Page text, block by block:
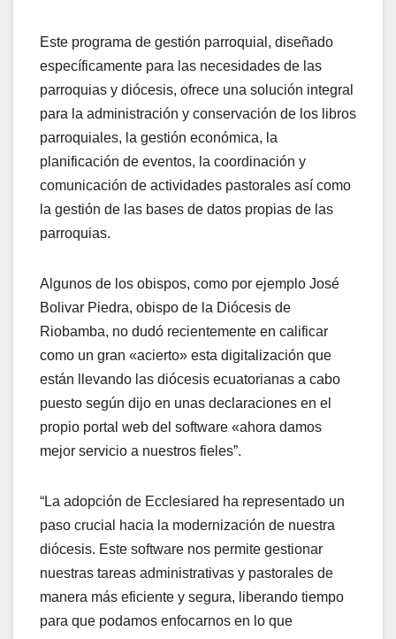
Este programa de gestión parroquial, diseñado
específicamente para las necesidades de las
parroquias y diócesis, ofrece una solución integral
para la administración y conservación de los libros
parroquiales, la gestión económica, la
planificación de eventos, la coordinación y
comunicación de actividades pastorales así como
la gestión de las bases de datos propias de las
parroquias.
Algunos de los obispos, como por ejemplo José
Bolivar Piedra, obispo de la Diócesis de
Riobamba, no dudó recientemente en calificar
como un gran «acierto» esta digitalización que
están llevando las diócesis ecuatorianas a cabo
puesto según dijo en unas declaraciones en el
propio portal web del software «ahora damos
mejor servicio a nuestros fieles”.
“La adopción de Ecclesiared ha representado un
paso crucial hacia la modernización de nuestra
diócesis. Este software nos permite gestionar
nuestras tareas administrativas y pastorales de
manera más eficiente y segura, liberando tiempo
para que podamos enfocarnos en lo que